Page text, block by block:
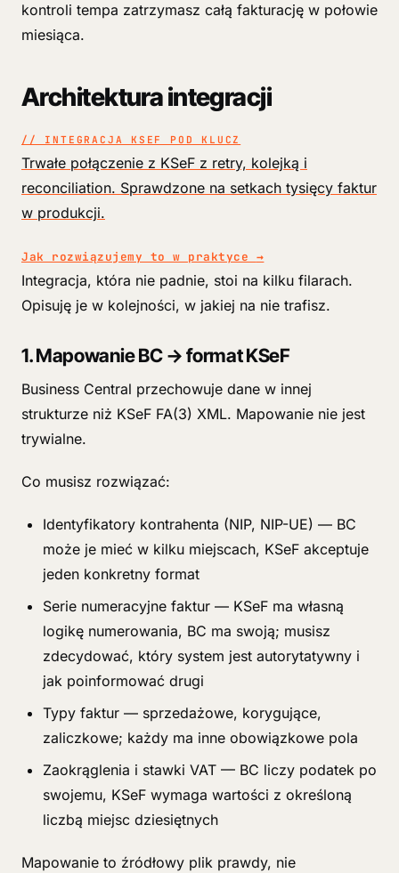
kontroli tempa zatrzymasz całą fakturację w połowie
miesiąca.
Architektura integracji
// INTEGRACJA KSEF POD KLUCZ
Trwałe połączenie z KSeF z retry, kolejką i
reconciliation. Sprawdzone na setkach tysięcy faktur
w produkcji.
Jak rozwiązujemy to w praktyce →
Integracja, która nie padnie, stoi na kilku filarach.
Opisuję je w kolejności, w jakiej na nie trafisz.
1. Mapowanie BC → format KSeF
Business Central przechowuje dane w innej
strukturze niż KSeF FA(3) XML. Mapowanie nie jest
trywialne.
Co musisz rozwiązać:
Identyfikatory kontrahenta (NIP, NIP-UE) — BC
może je mieć w kilku miejscach, KSeF akceptuje
jeden konkretny format
Serie numeracyjne faktur — KSeF ma własną
logikę numerowania, BC ma swoją; musisz
zdecydować, który system jest autorytatywny i
jak poinformować drugi
Typy faktur — sprzedażowe, korygujące,
zaliczkowe; każdy ma inne obowiązkowe pola
Zaokrąglenia i stawki VAT — BC liczy podatek po
swojemu, KSeF wymaga wartości z określoną
liczbą miejsc dziesiętnych
Mapowanie to źródłowy plik prawdy, nie